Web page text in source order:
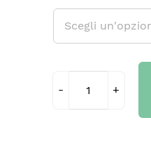
Crostate